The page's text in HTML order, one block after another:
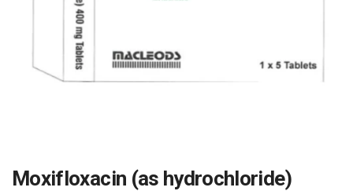
Moxifloxacin (as hydrochloride)